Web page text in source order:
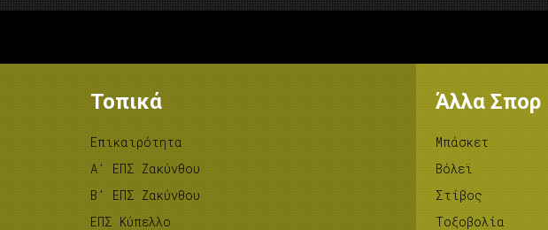
Τοπικά
Επικαιρότητα
A’ ΕΠΣ Ζακύνθου
B’ ΕΠΣ Ζακύνθου
ΕΠΣ Κύπελλο
Άλλα Σπορ
Μπάσκετ
Βόλεϊ
Στίβος
Tοξοβολία